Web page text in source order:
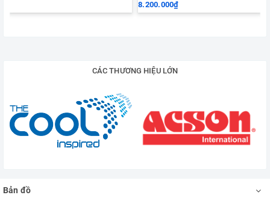
8.200.000₫
CÁC THƯƠNG HIỆU LỚN
Bản đồ